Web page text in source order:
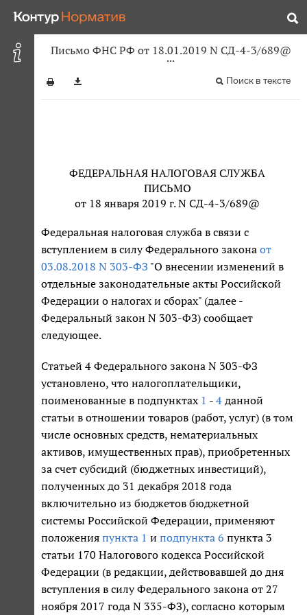
Письмо ФНС РФ от 18.01.2019 N СД-4-3/689@
Поиск в тексте
ФЕДЕРАЛЬНАЯ НАЛОГОВАЯ СЛУЖБА
ПИСЬМО
от 18 января 2019 г. N СД-4-3/689@
Федеральная налоговая служба в связи с
вступлением в силу Федерального закона от
03.08.2018 N 303-ФЗ "О внесении изменений в
отдельные законодательные акты Российской
Федерации о налогах и сборах" (далее -
Федеральный закон N 303-ФЗ) сообщает
следующее.
Статьей 4 Федерального закона N 303-ФЗ
установлено, что налогоплательщики,
поименованные в подпунктах 1 - 4 данной
статьи в отношении товаров (работ, услуг) (в том
числе основных средств, нематериальных
активов, имущественных прав), приобретенных
за счет субсидий (бюджетных инвестиций),
полученных до 31 декабря 2018 года
включительно из бюджетов бюджетной
системы Российской Федерации, применяют
положения пункта 1 и подпункта 6 пункта 3
статьи 170 Налогового кодекса Российской
Федерации (в редакции, действовавшей до дня
вступления в силу Федерального закона от 27
ноября 2017 года N 335-ФЗ), согласно которым